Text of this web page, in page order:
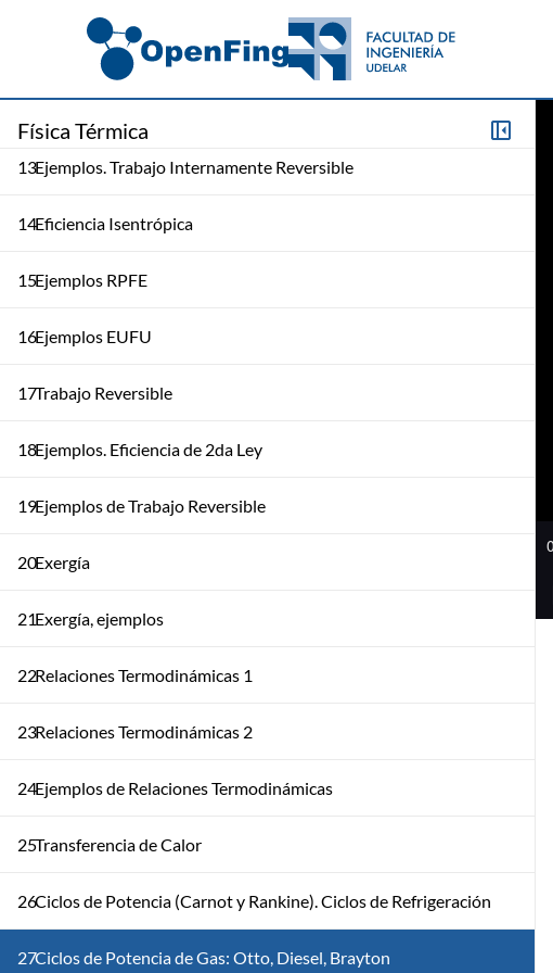
Física Térmica
13Ejemplos. Trabajo Internamente Reversible
14Eficiencia Isentrópica
15Ejemplos RPFE
16Ejemplos EUFU
17Trabajo Reversible
18Ejemplos. Eficiencia de 2da Ley
19Ejemplos de Trabajo Reversible
20Exergía
21Exergía, ejemplos
22Relaciones Termodinámicas 1
23Relaciones Termodinámicas 2
24Ejemplos de Relaciones Termodinámicas
25Transferencia de Calor
26Ciclos de Potencia (Carnot y Rankine). Ciclos de Refrigeración
27Ciclos de Potencia de Gas: Otto, Diesel, Brayton